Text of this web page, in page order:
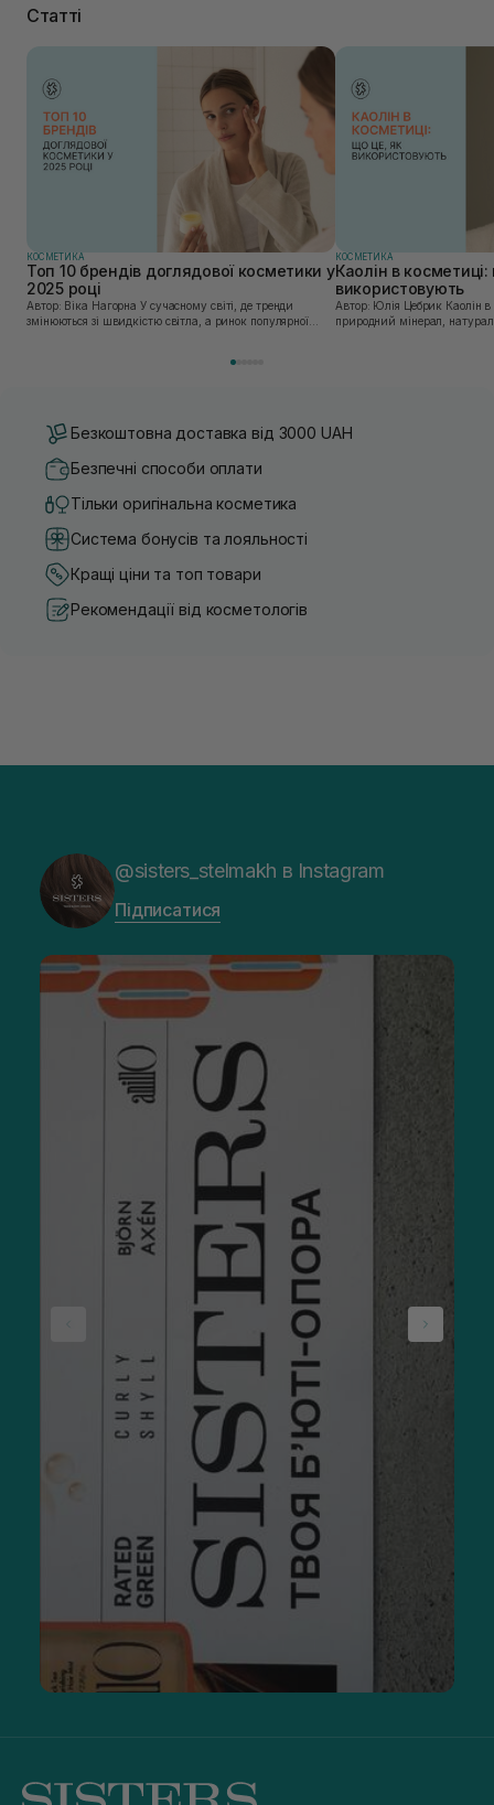
Статті
КОСМЕТИКА
Топ 10 брендів доглядової косметики у
2025 році
Автор: Віка Нагорна У сучасному світі, де тренди
змінюються зі швидкістю світла, а ринок популярної
КОСМЕТИКА
Каолін в
використовують
Автор: Юлія Цебрик Каолін в косметології – це
природний мінерал,
Безкоштовна доставка від 3000 UAH
Безпечні способи оплати
Тільки оригінальна косметика
Система бонусів та лояльності
Кращі ціни та топ товари
Рекомендації від косметологів
@sisters_stelmakh в Instagram
Підписатися